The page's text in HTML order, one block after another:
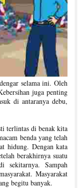
selama ini. Oleh
juga penting
di antaranya debu,
terlintas di benak kita
benda yang telah
hidung. Dengan kata
berakhirnya suatu
sekitarnya. Sampah
Masyarakat
begitu banyak.